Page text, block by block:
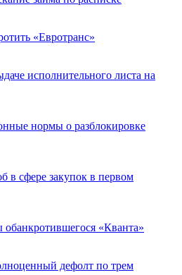
«Евротранс»
исполнительного листа на
нормы о разблокировке
в сфере закупок в первом
«Кванта»
дефолт по трем